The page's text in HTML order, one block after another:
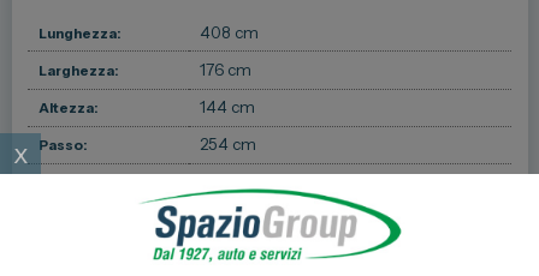
Lunghezza: 408 cm
Larghezza: 176 cm
Altezza: 144 cm
Passo: 254 cm
309/1118 litri
5
x